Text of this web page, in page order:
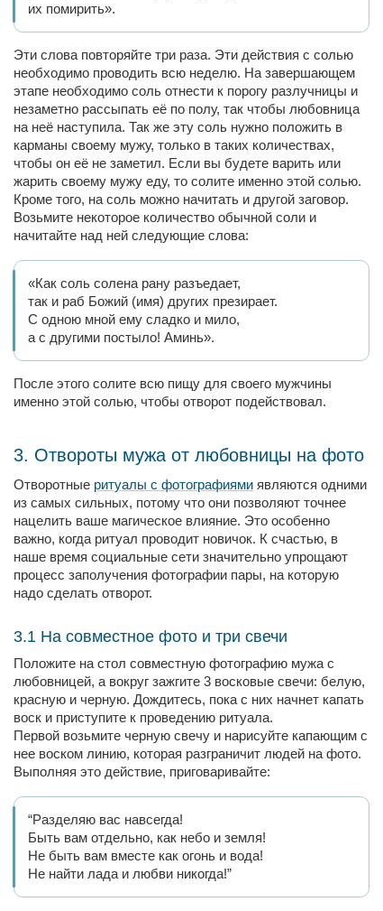
их помирить».
Эти слова повторяйте три раза. Эти действия с солью
необходимо проводить всю неделю. На завершающем
этапе необходимо соль отнести к порогу разлучницы и
незаметно рассыпать её по полу, так чтобы любовница
на неё наступила. Так же эту соль нужно положить в
карманы своему мужу, только в таких количествах,
чтобы он её не заметил. Если вы будете варить или
жарить своему мужу еду, то солите именно этой солью.
Кроме того, на соль можно начитать и другой заговор.
Возьмите некоторое количество обычной соли и
начитайте над ней следующие слова:
«Как соль солена рану разъедает,
так и раб Божий (имя) других презирает.
С одною мной ему сладко и мило,
а с другими постыло! Аминь».
После этого солите всю пищу для своего мужчины
именно этой солью, чтобы отворот подействовал.
3. Отвороты мужа от любовницы на фото
Отворотные ритуалы с фотографиями являются одними
из самых сильных, потому что они позволяют точнее
нацелить ваше магическое влияние. Это особенно
важно, когда ритуал проводит новичок. К счастью, в
наше время социальные сети значительно упрощают
процесс заполучения фотографии пары, на которую
надо сделать отворот.
3.1 На совместное фото и три свечи
Положите на стол совместную фотографию мужа с
любовницей, а вокруг зажгите 3 восковые свечи: белую,
красную и черную. Дождитесь, пока с них начнет капать
воск и приступите к проведению ритуала.
Первой возьмите черную свечу и нарисуйте капающим с
нее воском линию, которая разграничит людей на фото.
Выполняя это действие, приговаривайте:
“Разделяю вас навсегда!
Быть вам отдельно, как небо и земля!
Не быть вам вместе как огонь и вода!
Не найти лада и любви никогда!”